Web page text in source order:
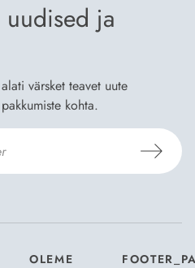
uudised ja
värsket teavet uute
kohta.
OLEME